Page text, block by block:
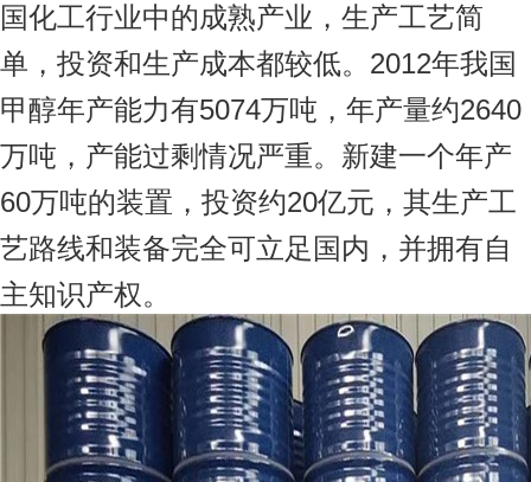
国化工行业中的成熟产业，生产工艺简
单，投资和生产成本都较低。2012年我国
甲醇年产能力有5074万吨，年产量约2640
万吨，产能过剩情况严重。新建一个年产
60万吨的装置，投资约20亿元，其生产工
艺路线和装备完全可立足国内，并拥有自
主知识产权。